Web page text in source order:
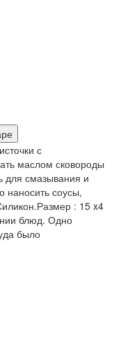
с
маслом сковороды
для смазывания и
наносить соусы,
: 15 x4
блюд. Одно
было